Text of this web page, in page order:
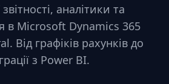
аналітики та
в Microsoft Dynamics 365
Від графіків рахунків до
з Power BI.